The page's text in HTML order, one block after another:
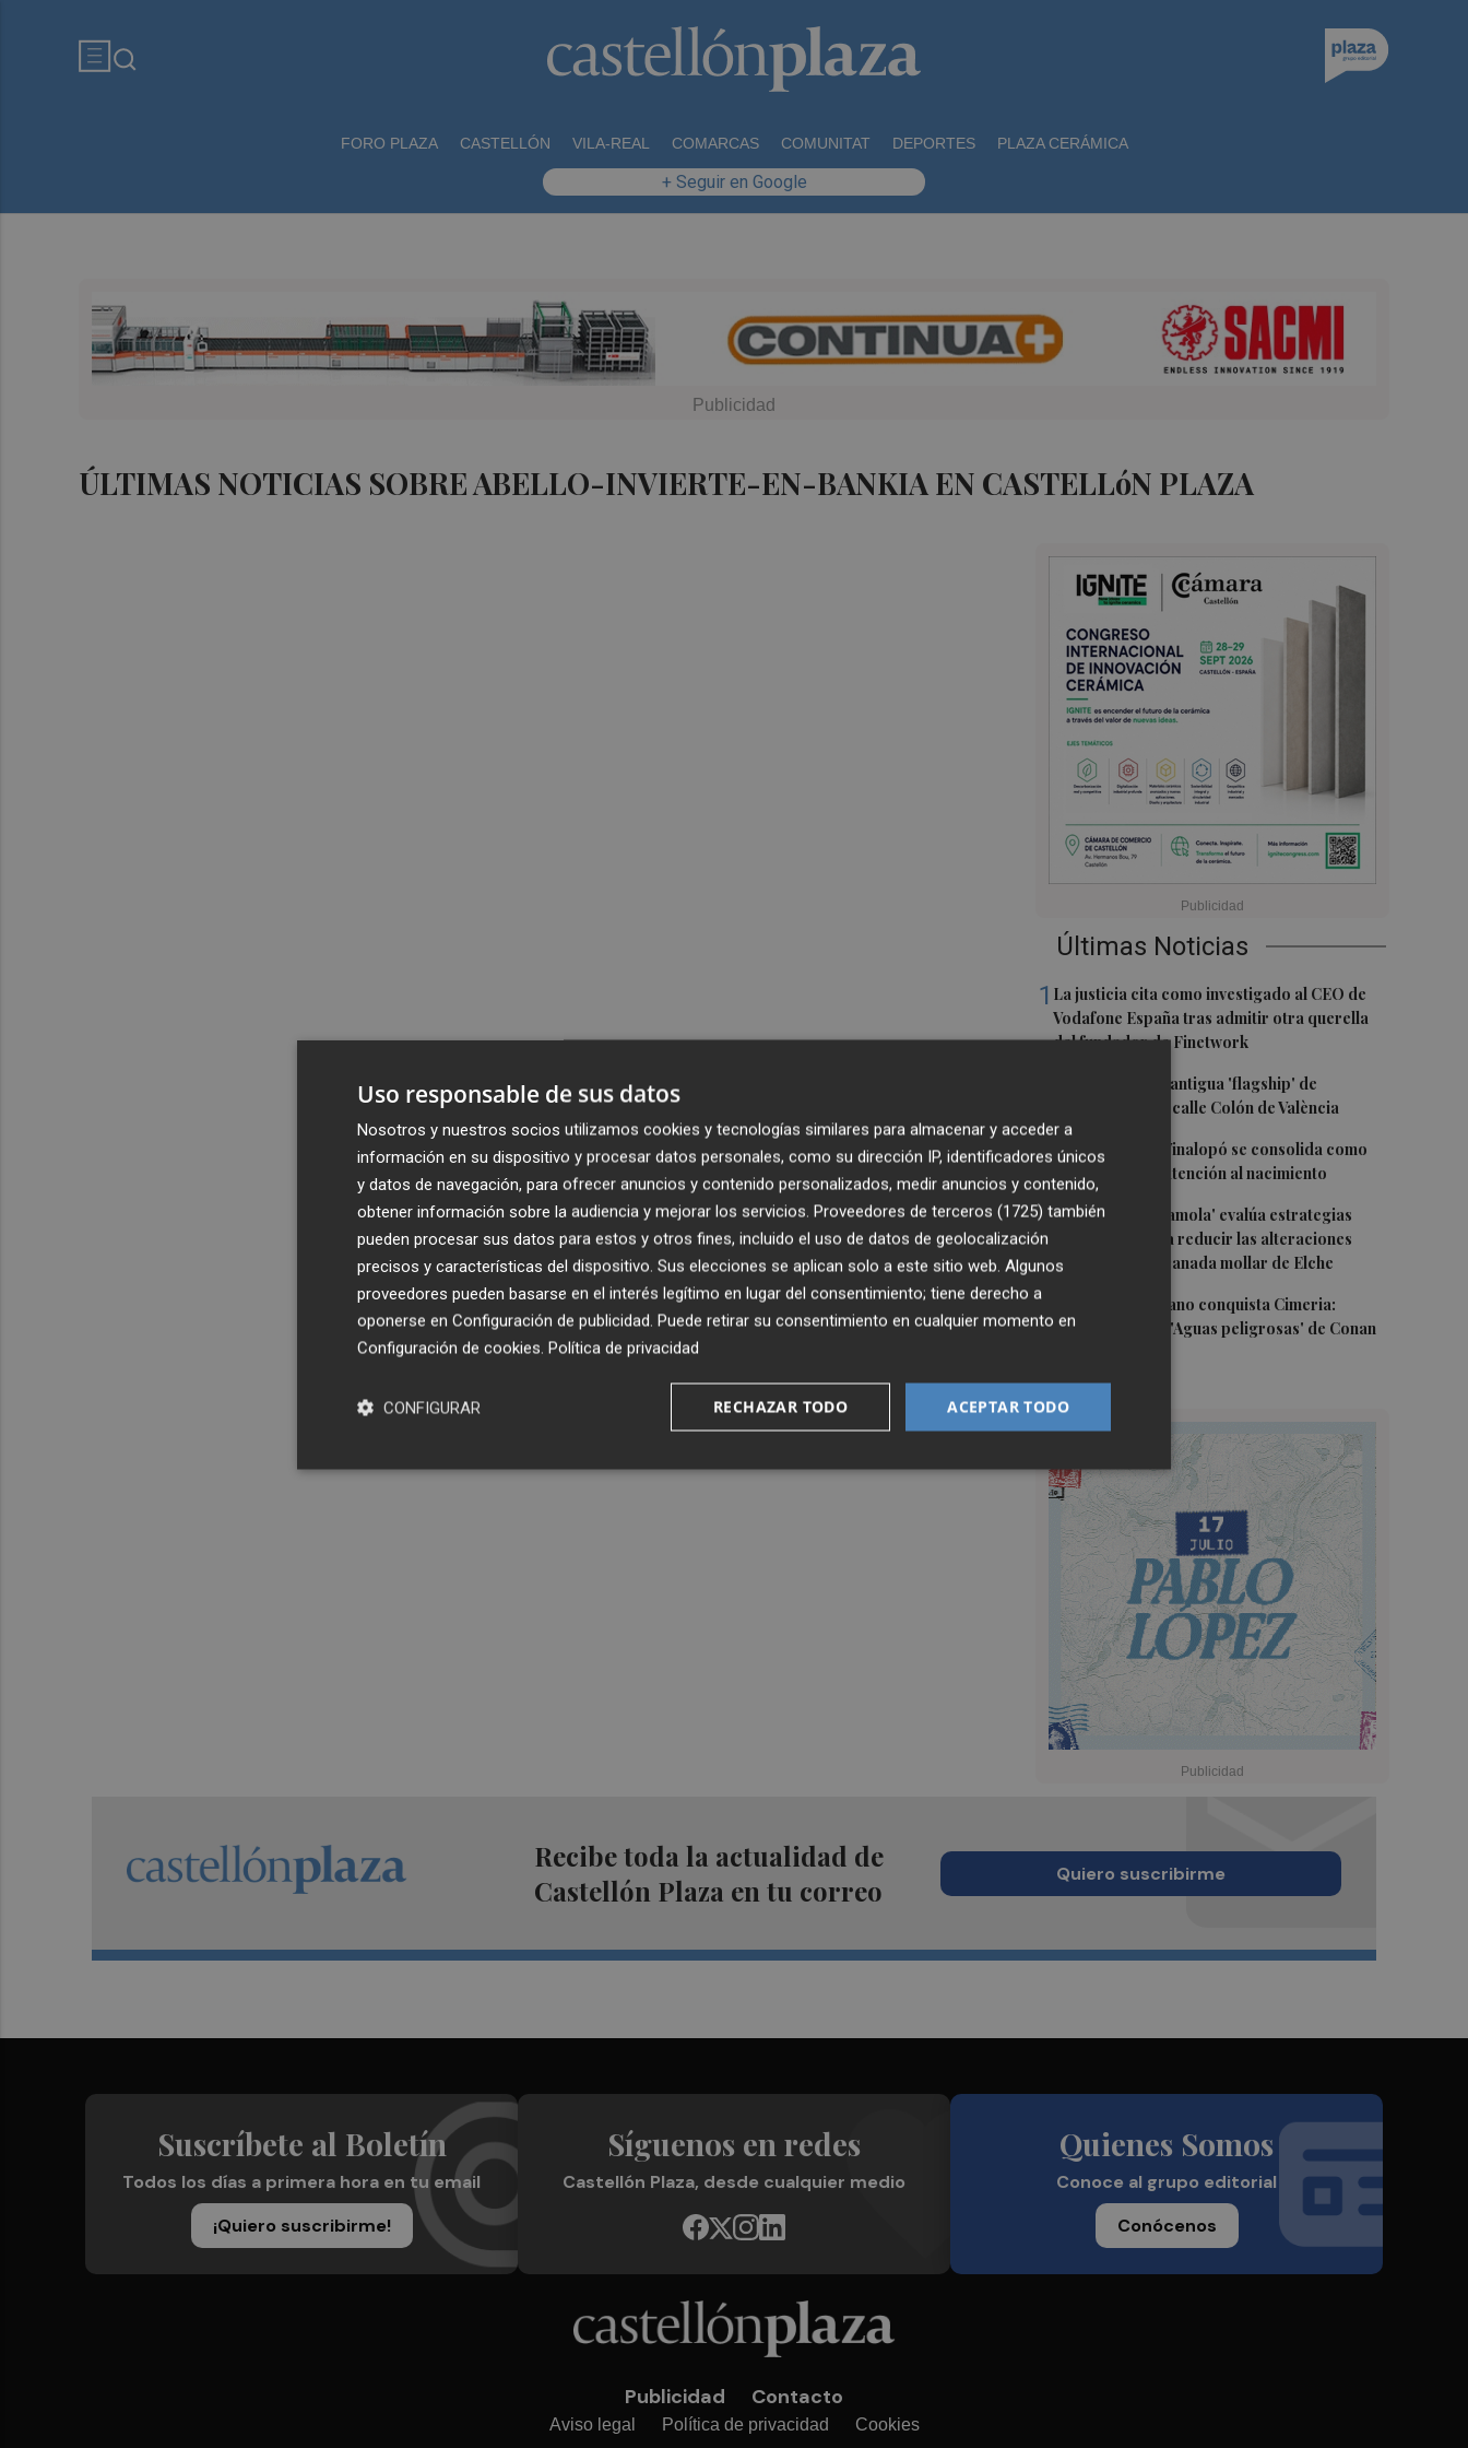
FORO PLAZA CASTELLÓN VILA-REAL COMARCAS COMUNITAT DEPORTES PLAZA CERÁMICA
+ Seguir en Google
ÚLTIMAS NOTICIAS SOBRE ABELLO-INVIERTE-EN-BANKIA EN CASTELLóN PLAZA
Últimas Noticias
1 La justicia cita como investigado al CEO de
Vodafone España tras admitir otra querella
del fundador de Finetwork
Oysho ocupa la antigua 'flagship' de
Nespresso en la calle Colón de València
3 El Hospital del Vinalopó se consolida como
referente en la atención al nacimiento
4El proyecto 'Gramola' evalúa estrategias
sostenibles para reducir las alteraciones
internas de la granada mollar de Elche
5
El talento murciano conquista Cimeria:
Dagnino ilustra 'Aguas peligrosas' de Conan
Recibe toda la actualidad de
Castellón Plaza en tu correo
Quiero suscribirme
Suscríbete al Boletín
Todos los días a primera hora en tu email
¡Quiero suscribirme!
Síguenos en redes
Castellón Plaza, desde cualquier medio
Quienes Somos
Conoce al grupo editorial
Conócenos
Publicidad Contacto
Aviso legal Política de privacidad Cookies
Uso responsable de sus datos
Nosotros y nuestros socios utilizamos cookies y tecnologías similares para almacenar y acceder a
información en su dispositivo y procesar datos personales, como su dirección IP, identificadores únicos
y datos de navegación, para ofrecer anuncios y contenido personalizados, medir anuncios y contenido,
obtener información sobre la audiencia y mejorar los servicios. Proveedores de terceros (1725) también
pueden procesar sus datos para estos y otros fines, incluido el uso de datos de geolocalización
precisos y características del dispositivo. Sus elecciones se aplican solo a este sitio web. Algunos
proveedores pueden basarse en el interés legítimo en lugar del consentimiento; tiene derecho a
oponerse en Configuración de publicidad. Puede retirar su consentimiento en cualquier momento en
Configuración de cookies. Política de privacidad
ACEPTAR TODO
RECHAZAR TODO
CONFIGURAR